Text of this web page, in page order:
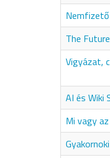
The
Vigyázat,
AI és Wiki
Mi vagy